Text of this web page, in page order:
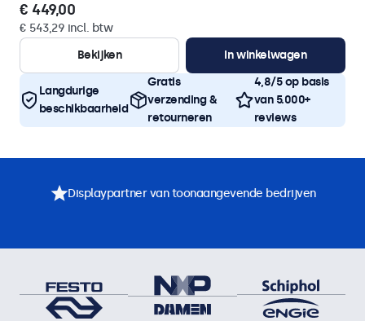
€ 449,00
€ 543,29 incl. btw
Bekijken
In winkelwagen
Langdurige
beschikbaarheid
Gratis
verzending &
retourneren
4,8/5 op basis
van 5.000+
reviews
Displaypartner van toonaangevende bedrijven